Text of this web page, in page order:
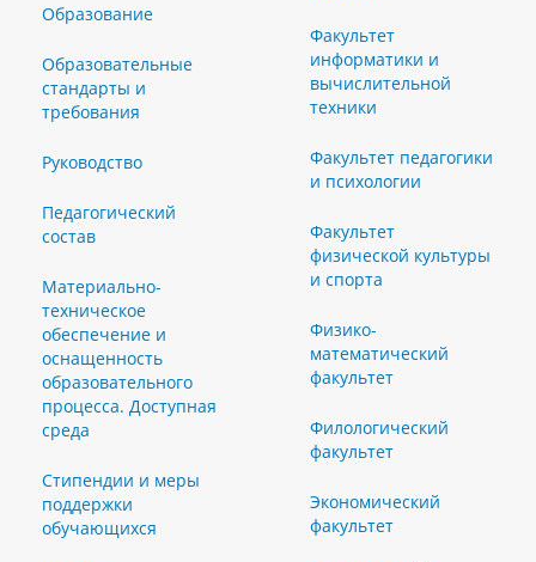
Образование
Образовательные
стандарты и
требования
Руководство
Педагогический
состав
Материально-
техническое
обеспечение и
оснащенность
образовательного
процесса. Доступная
среда
Стипендии и меры
поддержки
обучающихся
Факультет
информатики и
вычислительной
техники
Факультет педагогики
и психологии
Факультет
физической культуры
и спорта
Физико-
математический
факультет
Филологический
факультет
Экономический
факультет